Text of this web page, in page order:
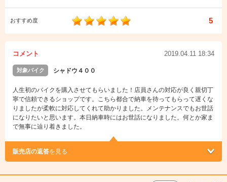
おすすめ度 5
コメント 2019.04.11 18:34
対象バイク シャドウ４００
人生初のバイクを購入させてもらいました！店員さんの対応が良く親切丁
寧で信頼できるショップです。こちら都合で納車を待ってもらって遅くな
りましたが柔軟に対応してくれて助かりました。メンテナンスでもお世話
になりたいと思います。本日納車時にはお世話になりました。何とか家ま
で無事に辿り着きました。
販売店の返答を見る